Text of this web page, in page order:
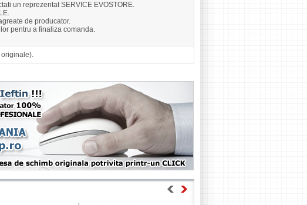
un reprezentat SERVICE EVOSTORE.
de producator.
pentru a finaliza comanda.
originale).